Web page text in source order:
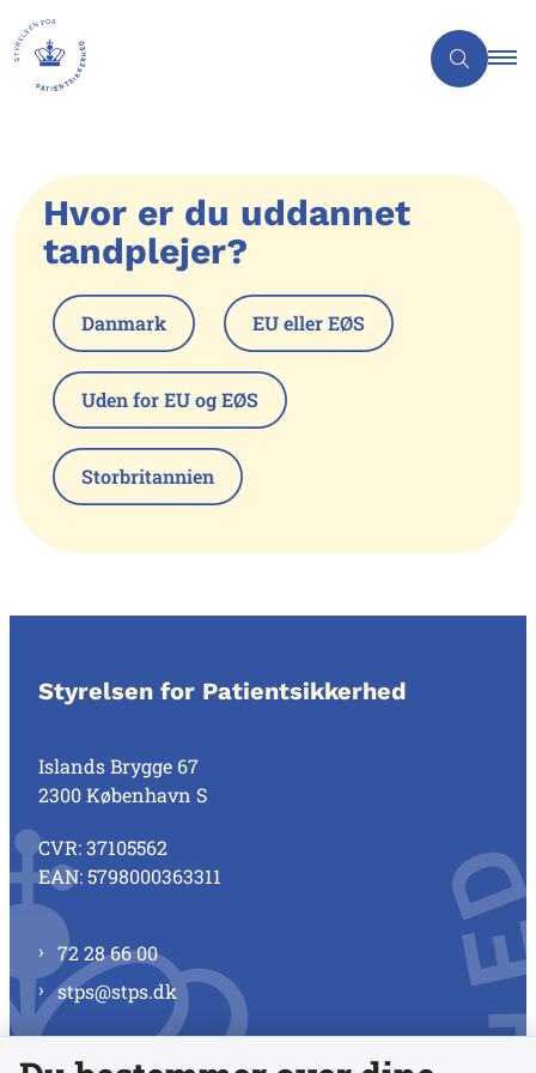
Hvor er du uddannet
tandplejer?
Danmark EU eller EØS
Uden for EU og EØS
Storbritannien
Styrelsen for Patientsikkerhed
Islands Brygge 67
2300 København S
CVR: 37105562
EAN: 5798000363311
72 28 66 00
stps@stps.dk